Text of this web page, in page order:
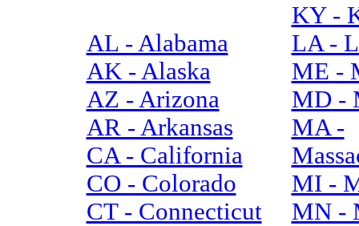
AL - Alabama
AK - Alaska
AZ - Arizona
AR - Arkansas
CA - California
CO - Colorado
CT - Connecticut
KY -
LA -
ME -
MD -
MA -
MI -
MN -